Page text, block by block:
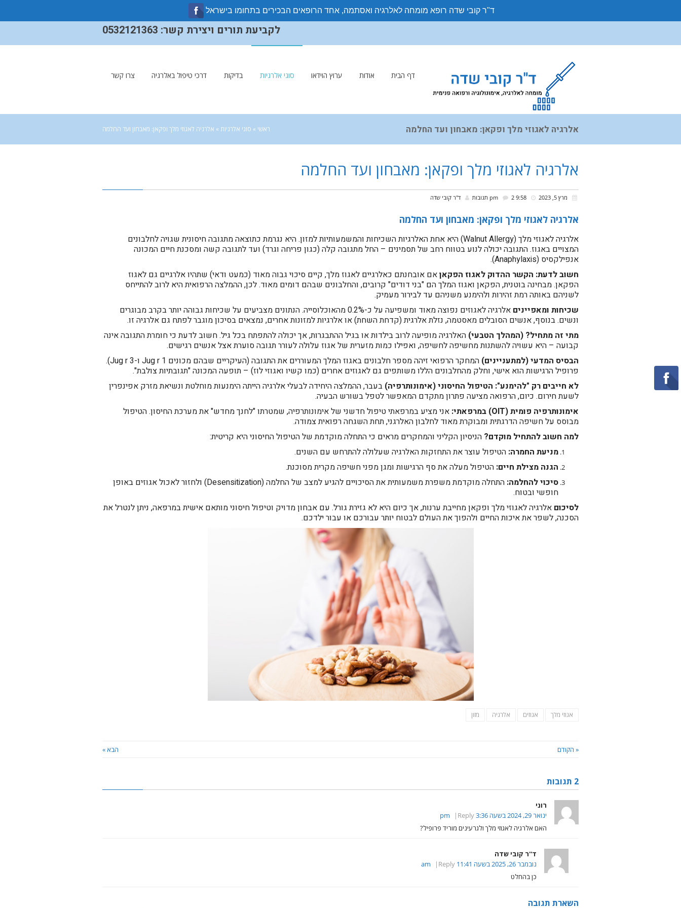
לקביעת תורים ויצירת קשר: 0532121363
דף הבית אודות ערוץ הוידאו סוגי אלרגיות בדיקות דרכי טיפול באלרגיה צרו קשר
אלרגיה לאגוזי מלך ופקאן: מאבחון ועד החלמה ראשי » סוגי אלרגיות » אלרגיה לאגוזי מלך ופקאן: מאבחון ועד החלמה
אלרגיה לאגוזי מלך ופקאן: מאבחון ועד החלמה
מרץ 5, 2023 2 תגובות ד''ר קובי שדה
אלרגיה לאגוזי מלך ופקאן: מאבחון ועד החלמה
אלרגיה לאגוזי מלך (Walnut Allergy) היא אחת האלרגיות השכיחות והמשמעותיות למזון. היא נגרמת כתוצאה מתגובה חיסונית שגויה לחלבונים
המצויים באגוז. התגובה יכולה לנוע בטווח רחב של תסמינים – החל מתגובה קלה (כגון פריחה וגרד) ועד לתגובה קשה ומסכנת חיים המכונה
אנפילקסיס (Anaphylaxis).
חשוב לדעת: הקשר ההדוק לאגוז הפקאןאם אובחנתם כאלרגיים לאגוז מלך, קיים סיכוי גבוה מאוד (כמעט ודאי) שתהיו אלרגיים גם לאגוז
הפקאן. מבחינה בוטנית, הפקאן ואגוז המלך הם "בני דודים" קרובים, והחלבונים שבהם דומים מאוד. לכן, ההמלצה הרפואית היא לרוב להתייחס
לשניהם באותה רמת זהירות ולהימנע משניהם עד לבירור מעמיק.
שכיחות ומאפיינים
אלרגיה לאגוזים נפוצה מאוד ומשפיעה על כ-0.2% מהאוכלוסייה. הנתונים מצביעים על שכיחות גבוהה יותר בקרב מבוגרים
ונשים. בנוסף, אנשים הסובלים מאסטמה, נזלת אלרגית (קדחת השחת) או אלרגיות למזונות אחרים, נמצאים בסיכון מוגבר לפתח גם אלרגיה זו.
מתי זה מתחיל? (המהלך הטבעי) האלרגיה מופיעה לרוב בילדות או בגיל ההתבגרות, אך יכולה להתפתח בכל גיל. חשוב לדעת כי חומרת התגובה אינה
קבועה – היא עשויה להשתנות מחשיפה לחשיפה, ואפילו כמות מזערית של אגוז עלולה לעורר תגובה סוערת אצל אנשים רגישים.
הבסיס המדעי (למתעניינים)
המחקר הרפואי זיהה מספר חלבונים באגוז המלך המעוררים את התגובה (העיקריים שבהם מכונים Jug r 1 ו-Jug r 3).
פרופיל הרגישות הוא אישי, וחלק מהחלבונים הללו משותפים גם לאגוזים אחרים (כמו קשיו ואגוזי לוז) – תופעה המכונה "תגובתיות צולבת".
לא חייבים רק "להימנע": הטיפול החיסוני (אימונותרפיה) בעבר, ההמלצה היחידה לבעלי אלרגיה הייתה הימנעות מוחלטת ונשיאת מזרק אפינפרין
לשעת חירום. כיום, הרפואה מציעה פתרון מתקדם המאפשר לטפל בשורש הבעיה.
אימונותרפיה פומית (OIT) במרפאתי:
אני מציע במרפאתי טיפול חדשני של אימונותרפיה, שמטרתו "לחנך מחדש" את מערכת החיסון. הטיפול
מבוסס על חשיפה הדרגתית ומבוקרת מאוד לחלבון האלרגני, תחת השגחה רפואית צמודה.
למה חשוב להתחיל מוקדם? הניסיון הקליני והמחקרים מראים כי התחלה מוקדמת של הטיפול החיסוני היא קריטית:
מניעת החמרה: הטיפול עוצר את התחזקות האלרגיה שעלולה להתרחש עם השנים.
הגנה מצילת חיים: הטיפול מעלה את סף הרגישות ומגן מפני חשיפה מקרית מסוכנת.
סיכוי להחלמה:
התחלה מוקדמת משפרת משמעותית את הסיכויים להגיע למצב של החלמה (Desensitization) ולחזור לאכול אגוזים באופן
חופשי ובטוח.
לסיכום אלרגיה לאגוזי מלך ופקאן מחייבת ערנות, אך כיום היא לא גזירת גורל. עם אבחון מדויק וטיפול חיסוני מותאם אישית במרפאה, ניתן לנטרל את
הסכנה, לשפר את איכות החיים ולהפוך את העולם לבטוח יותר עבורכם או עבור ילדכם.
אגוזי מלך אגוזים אלרגיה מזון
« הקודם הבא »
2 תגובות
רוני
ינואר 29, 2024 בשעה 3:36 pm
Reply
האם אלרגיה לאגוזי מלך ולגרעינים מוריד פרופיל?
ד''ר קובי שדה
נובמבר 26, 2025 בשעה 11:41 am
Reply
כן בהחלט
השארת תגובה
ד"ר קובי שדה רופא מומחה לאלרגיה ואסתמה, אחד הרופאים הבכירים בתחומו בישראל